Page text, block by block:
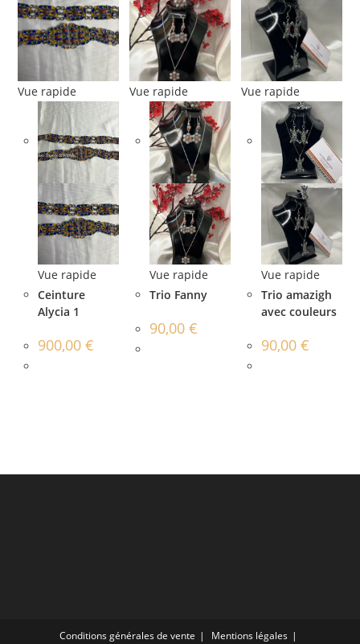
Vue rapide
Vue rapide
Ceinture
Alycia 1
900,00€
Vue rapide
Vue rapide
Trio Fanny
90,00 €
Vue rapide
Vue rapide
Trio amazigh
avec couleurs
90,00 €
Conditions générales de vente Mentions légales